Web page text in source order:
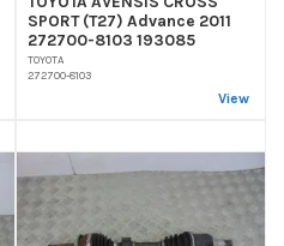
SPORT (T27) Advance 2011
272700-8103 193085
TOYOTA
272700-8103
View